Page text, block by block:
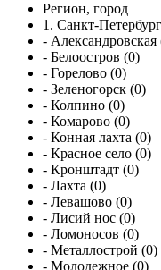
Регион, город
1. Санкт-
- Александровская
- Белоостров (0)
- Горелово (0)
- Зеленогорск (0)
- Колпино (0)
- Комарово (0)
- Конная лахта (0)
- Красное село (0)
- Кронштадт (0)
- Лахта (0)
- Левашово (0)
- Лисий нос (0)
- Ломоносов (0)
- Металлострой (0)
- Молодежное (0)